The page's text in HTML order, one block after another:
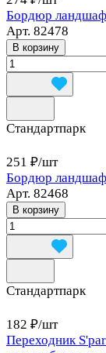
Бордюр
Арт. 82478
В корзину
Стандартпарк
251 ₽/шт
Бордюр
Арт. 82468
В корзину
Стандартпарк
182 ₽/шт
Переходник